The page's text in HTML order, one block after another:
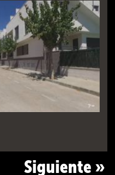
Siguiente »